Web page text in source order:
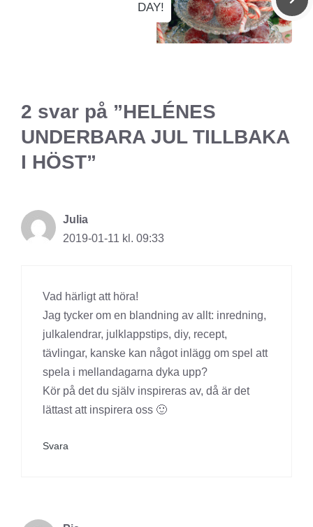
DAY!
2 svar på ”HELÉNES
UNDERBARA JUL TILLBAKA
I HÖST”
Julia
2019-01-11 kl. 09:33
Vad härligt att höra!
Jag tycker om en blandning av allt: inredning,
julkalendrar, julklappstips, diy, recept,
tävlingar, kanske kan något inlägg om spel att
spela i mellandagarna dyka upp?
Kör på det du själv inspireras av, då är det
lättast att inspirera oss 🙂
Svara